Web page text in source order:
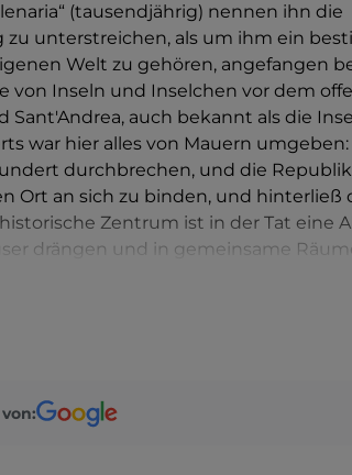
(tausendjährig) nennen ihn die
unterstreichen, als um ihm ein
Welt zu gehören, angefangen
von Inseln und Inselchen vor dem
auch bekannt als die
war hier alles von Mauern
durchbrechen, und die Republik
Ort an sich zu binden, und hinterließ
Zentrum ist in der Tat eine
drängen und in gemeinsame
Landweg nicht erreichbar ist.
aus Schilf und Holz, die alle nach
den Bora- und Tramontana-Winden